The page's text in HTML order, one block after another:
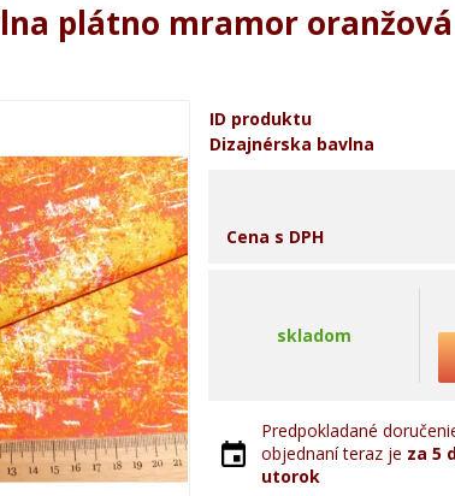
plátno mramor oranžová
ID produktu
Dizajnérska bavlna
Cena s DPH
skladom
Predpokladané
objednaní teraz je za 5
utorok